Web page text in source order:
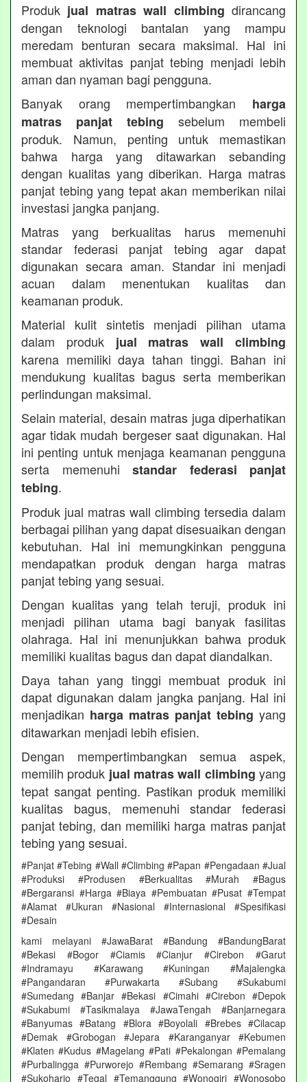
Produk jual matras wall climbing dirancang
dengan teknologi bantalan yang mampu
meredam benturan secara maksimal. Hal ini
membuat aktivitas panjat tebing menjadi lebih
aman dan nyaman bagi pengguna.
Banyak orang mempertimbangkan harga
matras panjat tebing sebelum membeli
produk. Namun, penting untuk memastikan
bahwa harga yang ditawarkan sebanding
dengan kualitas yang diberikan. Harga matras
panjat tebing yang tepat akan memberikan nilai
investasi jangka panjang.
Matras yang berkualitas harus memenuhi
standar federasi panjat tebing agar dapat
digunakan secara aman. Standar ini menjadi
acuan dalam menentukan kualitas dan
keamanan produk.
Material kulit sintetis menjadi pilihan utama
dalam produk jual matras wall climbing
karena memiliki daya tahan tinggi. Bahan ini
mendukung kualitas bagus serta memberikan
perlindungan maksimal.
Selain material, desain matras juga diperhatikan
agar tidak mudah bergeser saat digunakan. Hal
ini penting untuk menjaga keamanan pengguna
serta memenuhi standar federasi panjat
tebing.
Produk jual matras wall climbing tersedia dalam
berbagai pilihan yang dapat disesuaikan dengan
kebutuhan. Hal ini memungkinkan pengguna
mendapatkan produk dengan harga matras
panjat tebing yang sesuai.
Dengan kualitas yang telah teruji, produk ini
menjadi pilihan utama bagi banyak fasilitas
olahraga. Hal ini menunjukkan bahwa produk
memiliki kualitas bagus dan dapat diandalkan.
Daya tahan yang tinggi membuat produk ini
dapat digunakan dalam jangka panjang. Hal ini
menjadikan harga matras panjat tebing yang
ditawarkan menjadi lebih efisien.
Dengan mempertimbangkan semua aspek,
memilih produk jual matras wall climbing yang
tepat sangat penting. Pastikan produk memiliki
kualitas bagus, memenuhi standar federasi
panjat tebing, dan memiliki harga matras panjat
tebing yang sesuai.
#Panjat #Tebing #Wall #Climbing #Papan #Pengadaan #Jual
#Produksi #Produsen #Berkualitas #Murah #Bagus
#Bergaransi #Harga #Biaya #Pembuatan #Pusat #Tempat
#Alamat #Ukuran #Nasional #Internasional #Spesifikasi
#Desain
kami melayani #JawaBarat #Bandung #BandungBarat
#Bekasi #Bogor #Ciamis #Cianjur #Cirebon #Garut
#Indramayu #Karawang #Kuningan #Majalengka
#Pangandaran #Purwakarta #Subang #Sukabumi
#Sumedang #Banjar #Bekasi #Cimahi #Cirebon #Depok
#Sukabumi #Tasikmalaya #JawaTengah #Banjarnegara
#Banyumas #Batang #Blora #Boyolali #Brebes #Cilacap
#Demak #Grobogan #Jepara #Karanganyar #Kebumen
#Klaten #Kudus #Magelang #Pati #Pekalongan #Pemalang
#Purbalingga #Purworejo #Rembang #Semarang #Sragen
#Sukoharjo #Tegal #Temanggung #Wonogiri #Wonosobo